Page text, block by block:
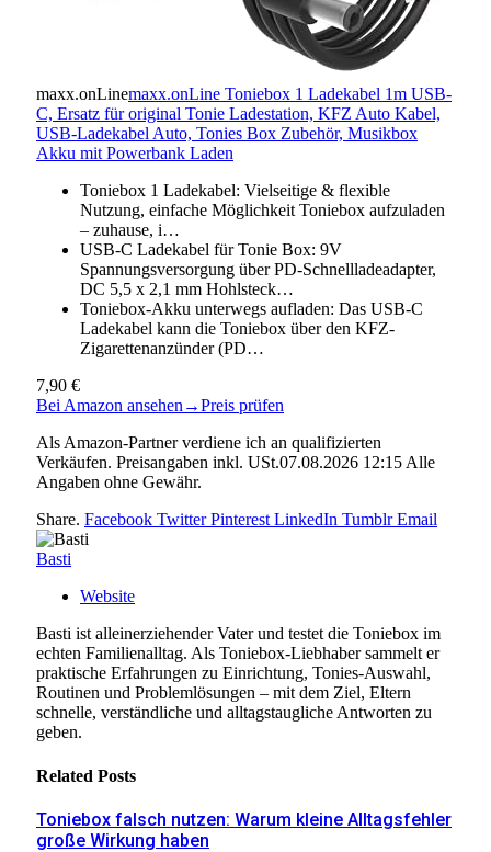
maxx.onLinemaxx.onLine Toniebox 1 Ladekabel 1m USB-
C, Ersatz für original Tonie Ladestation, KFZ Auto Kabel,
USB-Ladekabel Auto, Tonies Box Zubehör, Musikbox
Akku mit Powerbank Laden
Toniebox 1 Ladekabel: Vielseitige & flexible
Nutzung, einfache Möglichkeit Toniebox aufzuladen
– zuhause, i…
USB-C Ladekabel für Tonie Box: 9V
Spannungsversorgung über PD-Schnellladeadapter,
DC 5,5 x 2,1 mm Hohlsteck…
Toniebox-Akku unterwegs aufladen: Das USB-C
Ladekabel kann die Toniebox über den KFZ-
Zigarettenanzünder (PD…
7,90 €
Bei Amazon ansehen→Preis prüfen
Als Amazon-Partner verdiene ich an qualifizierten
Verkäufen. Preisangaben inkl. USt.07.08.2026 12:15 Alle
Angaben ohne Gewähr.
Share. Facebook Twitter Pinterest LinkedIn Tumblr Email
Basti
Website
Basti ist alleinerziehender Vater und testet die Toniebox im
echten Familienalltag. Als Toniebox-Liebhaber sammelt er
praktische Erfahrungen zu Einrichtung, Tonies-Auswahl,
Routinen und Problemlösungen – mit dem Ziel, Eltern
schnelle, verständliche und alltagstaugliche Antworten zu
geben.
Related Posts
Toniebox falsch nutzen: Warum kleine Alltagsfehler
große Wirkung haben